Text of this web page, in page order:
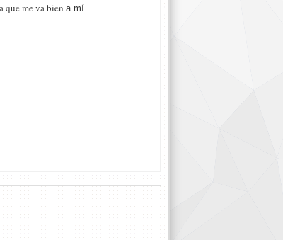
que me va bien a mí.